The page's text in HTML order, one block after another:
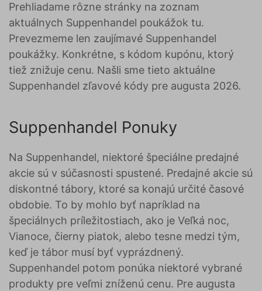
Prehliadame rôzne stránky na zoznam
aktuálnych Suppenhandel poukážok tu.
Prevezmeme len zaujímavé Suppenhandel
poukážky. Konkrétne, s kódom kupónu, ktorý
tiež znižuje cenu. Našli sme tieto aktuálne
Suppenhandel zľavové kódy pre augusta 2026.
Suppenhandel Ponuky
Na Suppenhandel, niektoré špeciálne predajné
akcie sú v súčasnosti spustené. Predajné akcie sú
diskontné tábory, ktoré sa konajú určité časové
obdobie. To by mohlo byť napríklad na
špeciálnych príležitostiach, ako je Veľká noc,
Vianoce, čierny piatok, alebo tesne medzi tým,
keď je tábor musí byť vyprázdnený.
Suppenhandel potom ponúka niektoré vybrané
produkty pre veľmi zníženú cenu. Pre augusta